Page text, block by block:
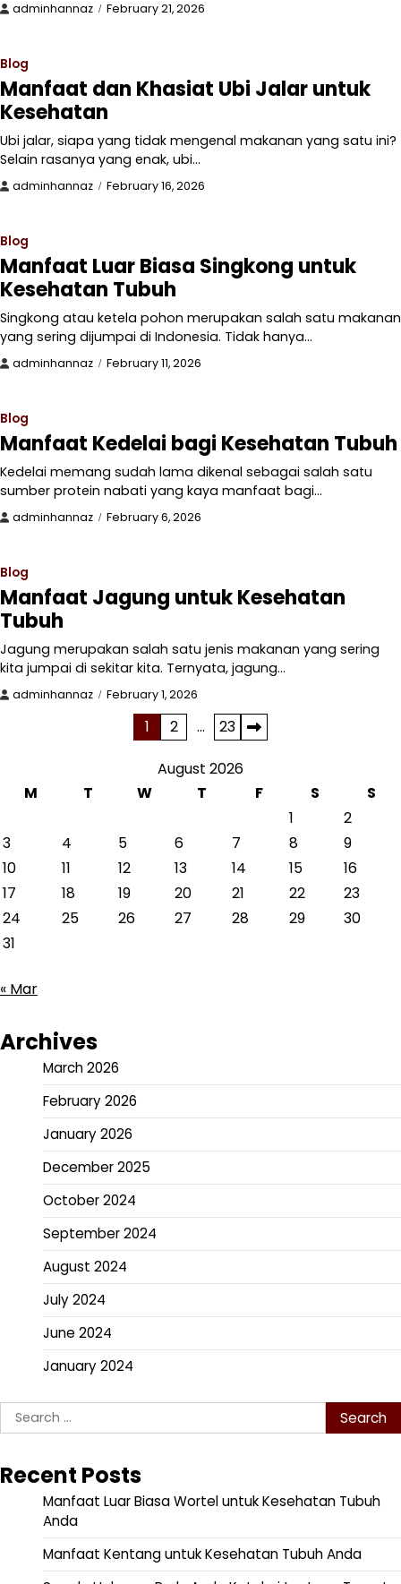
adminhannaz February 21, 2026
Blog
Manfaat dan Khasiat Ubi Jalar untuk
Kesehatan
Ubi jalar, siapa yang tidak mengenal makanan yang satu ini?
Selain rasanya yang enak, ubi…
adminhannaz February 16, 2026
Blog
Manfaat Luar Biasa Singkong untuk
Kesehatan Tubuh
Singkong atau ketela pohon merupakan salah satu makanan
yang sering dijumpai di Indonesia. Tidak hanya…
adminhannaz February 11, 2026
Blog
Manfaat Kedelai bagi Kesehatan Tubuh
Kedelai memang sudah lama dikenal sebagai salah satu
sumber protein nabati yang kaya manfaat bagi…
adminhannaz February 6, 2026
Blog
Manfaat Jagung untuk Kesehatan
Tubuh
Jagung merupakan salah satu jenis makanan yang sering
kita jumpai di sekitar kita. Ternyata, jagung…
adminhannaz February 1, 2026
1 2 … 23
August 2026
M
T W T F S
S
1
2
3
4 5 6 7 8
9
10
11 12 13 14 15
16
17
18 19 20 21 22
23
24
25 26 27 28 29
30
31
« Mar
Archives
March 2026
February 2026
January 2026
December 2025
October 2024
September 2024
August 2024
July 2024
June 2024
January 2024
Search
for:
Recent Posts
Manfaat Luar Biasa Wortel untuk Kesehatan Tubuh
Anda
Manfaat Kentang untuk Kesehatan Tubuh Anda